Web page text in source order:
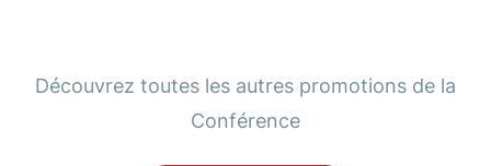
Découvrez toutes les autres promotions de la
Conférence